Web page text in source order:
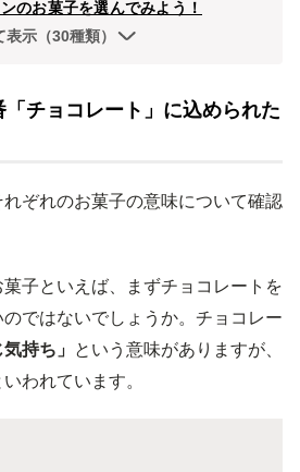
のお菓子を選んでみよう！
表示（30種類）
チョコレート」に込められた
ぞれのお菓子の意味について確認
子といえば、まずチョコレートを
ではないでしょうか。チョコレー
持ち」 という意味がありますが、
われています。